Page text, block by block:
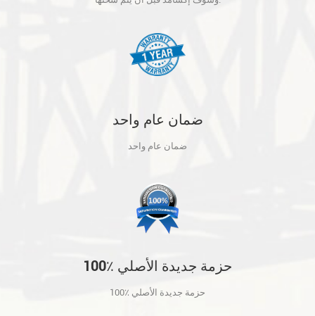
ضمان عام واحد
ضمان عام واحد
100٪ حزمة جديدة الأصلي
100٪ حزمة جديدة الأصلي